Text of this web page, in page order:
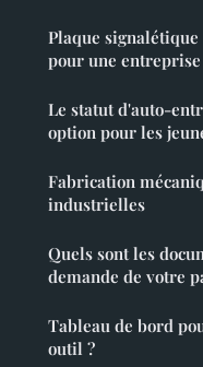
Plaque
pour une entreprise
Le statut d'auto-
option pour les
Fabrication
industrielles
Quels sont les
demande de votre
Tableau de bord
outil ?